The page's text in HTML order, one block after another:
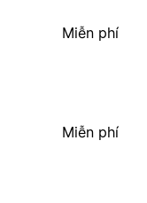
Miễn phí
Miễn phí